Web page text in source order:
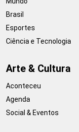
Brasil
Esportes
Ciência e Tecnologia
Arte & Cultura
Aconteceu
Agenda
Social & Eventos